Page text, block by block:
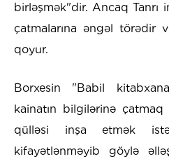
birləşmək"dir. Ancaq Tanrı
çatmalarına əngəl törədir
qoyur.
Borxesin "Babil
kainatın bilgilərinə
qülləsi inşa etmək
kifayətlənməyib göylə